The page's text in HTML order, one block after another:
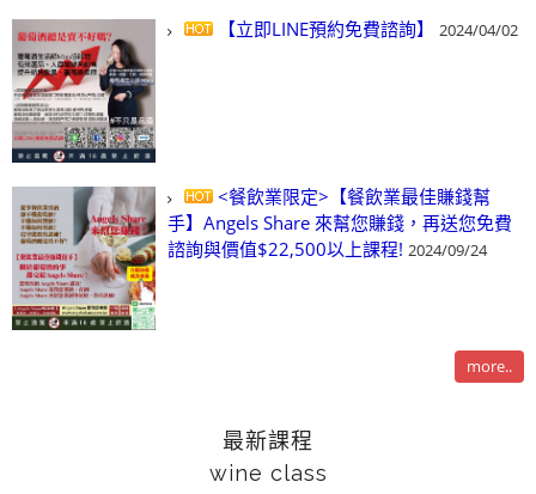
【立即LINE預約免費諮詢】 2024/04/02
<餐飲業限定>【餐飲業最佳賺錢幫
手】Angels Share 來幫您賺錢，再送您免費
諮詢與價值$22,500以上課程! 2024/09/24
more..
最新課程
wine class